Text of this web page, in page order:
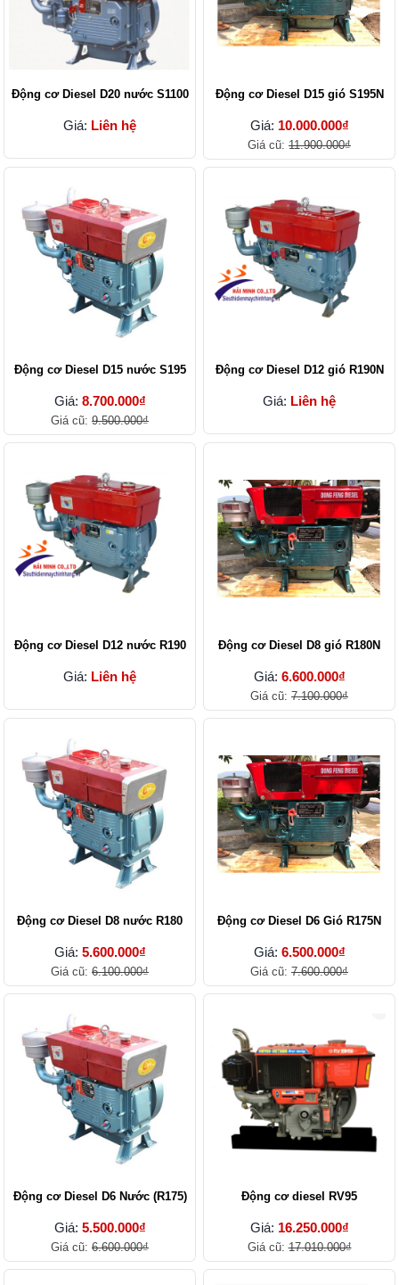
Động cơ Diesel D20 nước S1100
Giá: Liên hệ
Động cơ Diesel D15 gió S195N
Giá: 10.000.000₫
Giá cũ: 11.900.000₫
Động cơ Diesel D15 nước S195
Giá: 8.700.000₫
Giá cũ: 9.500.000₫
Động cơ Diesel D12 gió R190N
Giá: Liên hệ
Động cơ Diesel D12 nước R190
Giá: Liên hệ
Động cơ Diesel D8 gió R180N
Giá: 6.600.000₫
Giá cũ: 7.100.000₫
Động cơ Diesel D8 nước R180
Giá: 5.600.000₫
Giá cũ: 6.100.000₫
Động cơ Diesel D6 Gió R175N
Giá: 6.500.000₫
Giá cũ: 7.600.000₫
Động cơ Diesel D6 Nước (R175)
Giá: 5.500.000₫
Giá cũ: 6.600.000₫
Động cơ diesel RV95
Giá: 16.250.000₫
Giá cũ:17.010.000₫